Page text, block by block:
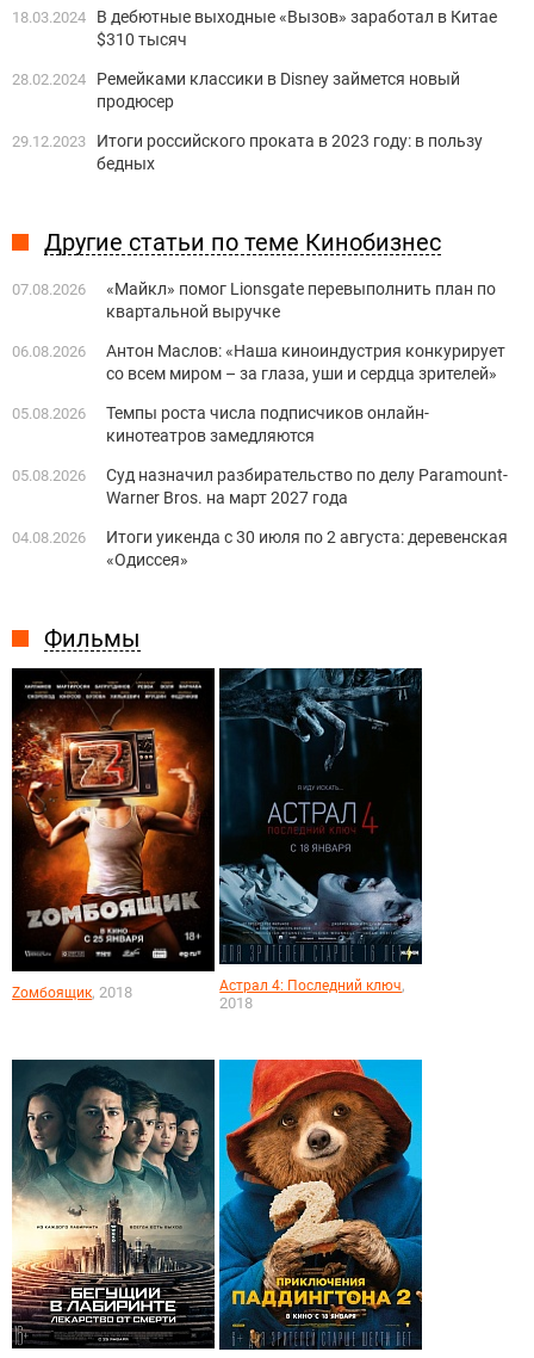
Фильмы
Zомбоящик, 2018 Астрал 4: Последний ключ,
2018
18.03.2024
В дебютные выходные «Вызов» заработал в Китае
$310 тысяч
28.02.2024
Ремейками классики в Disney займется новый
продюсер
29.12.2023
Итоги российского проката в 2023 году: в пользу
бедных
Другие статьи по теме Кинобизнес
07.08.2026
«Майкл» помог Lionsgate перевыполнить план по
квартальной выручке
06.08.2026
Антон Маслов: «Наша киноиндустрия конкурирует
со всем миром – за глаза, уши и сердца зрителей»
05.08.2026
Темпы роста числа подписчиков онлайн-
кинотеатров замедляются
05.08.2026
Суд назначил разбирательство по делу Paramount-
Warner Bros. на март 2027 года
04.08.2026
Итоги уикенда с 30 июля по 2 августа: деревенская
«Одиссея»